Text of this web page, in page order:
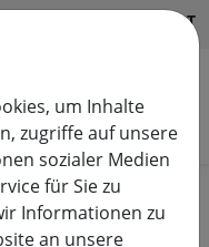
HILFE & SUPPORT
um Inhalte
zugriffe auf unsere
sozialer Medien
für Sie zu
Informationen zu
an unsere